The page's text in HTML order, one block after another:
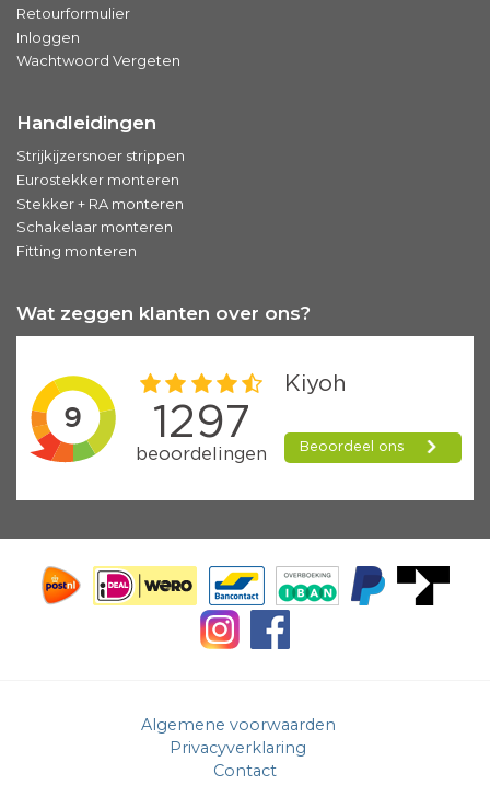
Retourformulier
Inloggen
Wachtwoord Vergeten
Handleidingen
Strijkijzersnoer strippen
Eurostekker monteren
Stekker + RA monteren
Schakelaar monteren
Fitting monteren
Wat zeggen klanten over ons?
Algemene voorwaarden
Privacyverklaring
Contact